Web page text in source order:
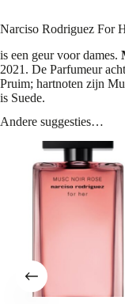
Narciso Rodriguez For
is een geur voor dames.
2021. De Parfumeur
Pruim; hartnoten zijn
is Suede.
Andere suggesties…